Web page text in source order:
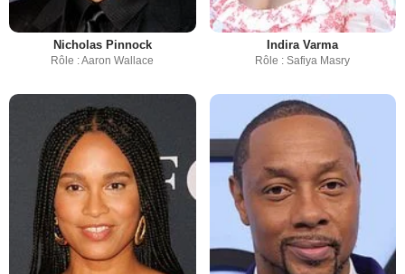
Nicholas Pinnock
Rôle : Aaron Wallace
Indira Varma
Rôle : Safiya Masry